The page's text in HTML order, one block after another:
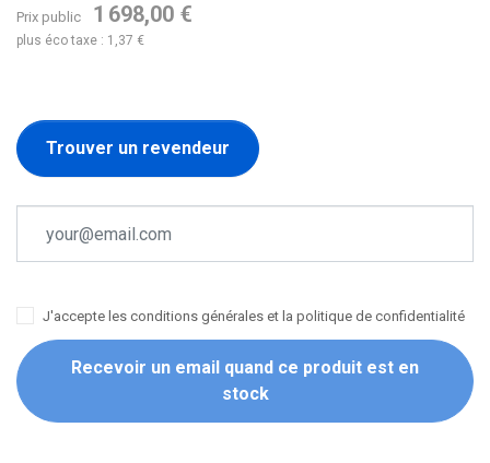
Prix public 1 698,00 €
plus éco taxe : 1,37 €
Trouver un revendeur
J'accepte les conditions générales et la politique de confidentialité
Recevoir un email quand ce produit est en
stock